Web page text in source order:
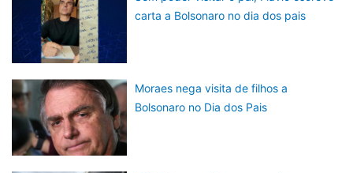
carta a Bolsonaro no dia dos pais
Moraes nega visita de filhos a
Bolsonaro no Dia dos Pais